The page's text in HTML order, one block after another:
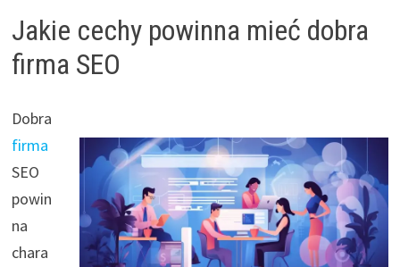
Jakie cechy powinna mieć dobra
firma SEO
Dobra
firma
SEO
powin
na
chara